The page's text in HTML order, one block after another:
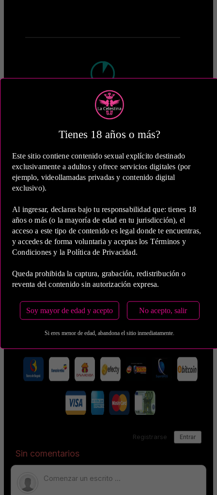
Tienes 18 años o más?
Este sitio contiene contenido sexual explícito destinado
exclusivamente a adultos y ofrece servicios digitales (por
ejemplo, videollamadas privadas y contenido digital
exclusivo).
Al ingresar, declaras bajo tu responsabilidad que: tienes 18
años o más (o la mayoría de edad en tu jurisdicción), el
acceso a este tipo de contenido es legal donde te encuentras,
y accedes de forma voluntaria y aceptas los Términos y
Condiciones y la Política de Privacidad.
Queda prohibida la captura, grabación, redistribución o
reventa del contenido sin autorización expresa.
Soy mayor de edad y acepto No acepto, salir
Si eres menor de edad, abandona el sitio inmediatamente.
1 Hora
COP 1,000,000.00
2 Horas
5 Horas
COP 2,700,000.00
Estas tarifas incluyen transporte y preservativos
Medio de Pago: